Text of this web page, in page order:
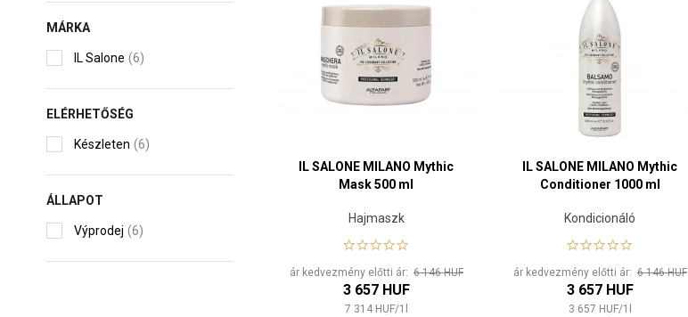
MÁRKA
IL Salone (6)
ELÉRHETŐSÉG
Készleten (6)
ÁLLAPOT
Výprodej (6)
IL SALONE MILANO Mythic
Mask 500 ml
Hajmaszk
ár kedvezmény előtti ár: 6 146 HUF
3 657 HUF
7 314 HUF/1
IL SALONE MILANO Mythic
Conditioner 1000 ml
Kondicionáló
ár kedvezmény előtti ár:6 146 HUF
3 657 HUF
3 657 HUF/1